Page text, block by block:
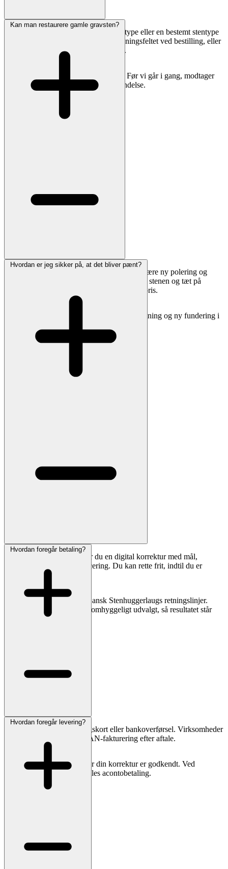
Særlige symboler, billeder, egen skrifttype eller en bestemt stentype
er muligt. Skriv dine ønsker i bemærkningsfeltet ved bestilling, eller
send os en mail med referencebilleder.
Vi vender tilbage med pris og forslag. Før vi går i gang, modtager
du altid en tydelig korrektur til godkendelse.
Kan man restaurere gamle gravsten?
Ja. Vi kan rense, rette op, udbedre skader, skære ny polering og
eftermale/forgylde skrift. Send gerne fotos af stenen og tæt på
inskriptionen, så vurderer vi muligheder og pris.
Hvis stenen står skævt, tilbyder vi også opretning og ny fundering i
Hvordan er jeg sikker på, at det bliver pænt?
Inden fremstilling modtager du en digital korrektur med mål,
skrifttype, linjebrud og placering. Du kan rette frit, indtil du er
Vores stenhuggere følger Dansk Stenhuggerlaugs retningslinjer.
Materialer og håndværk er omhyggeligt udvalgt, så resultatet står
smukt i mange år.
Hvordan foregår betaling?
Du kan betale med betalingskort eller bankoverførsel. Virksomheder
og menighedsråd kan få EAN-fakturering efter aftale.
Vi trækker først beløbet, når din korrektur er godkendt. Ved
specialopgaver kan der aftales acontobetaling.
Hvordan foregår levering?